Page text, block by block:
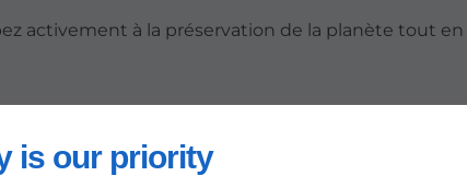
is our priority
activement à la préservation de la planète tout en
est leur flexibilité en matière de conception. Avec